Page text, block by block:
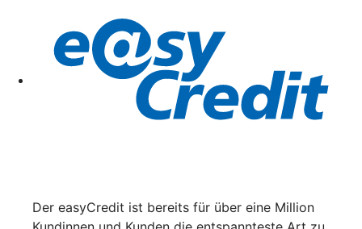
Der easyCredit ist bereits für über eine Million